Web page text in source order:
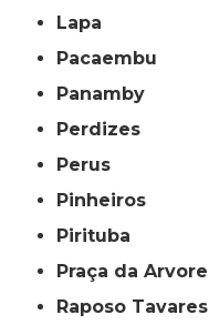
Lapa
Pacaembu
Panamby
Perdizes
Perus
Pinheiros
Pirituba
Praça da Arvore
Raposo Tavares